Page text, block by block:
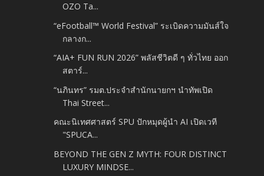
OZO Ta...
“eFootball™ World Festival” ระเบิดความมันส์ใจ
กลางก...
“AIA+ FUN RUN 2026” พลัสชีวิตดี ๆ ทั่วไทย ออก
สตาร์...
“นภินทร” รมต.ประจำสำนักนายกฯ นำทัพเปิด
Thai Street...
คณะนิเทศศาสตร์ SPU ปักหมุดผู้นำ AI เปิดเวที
"SPUCA...
BEYOND THE GEN Z MYTH: FOUR DISTINCT
LUXURY MINDSE...